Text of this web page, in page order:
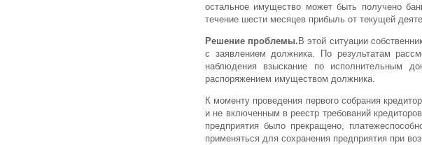
остальное имущество может быть получено
течение шести месяцев прибыль от текущей
Решение проблемы. В этой ситуации
с заявлением должника. По результатам
наблюдения взыскание по исполнительным
распоряжением имуществом должника.
К моменту проведения первого собрания
и не включенным в реестр требований
предприятия было прекращено,
применяться для сохранения предприятия при